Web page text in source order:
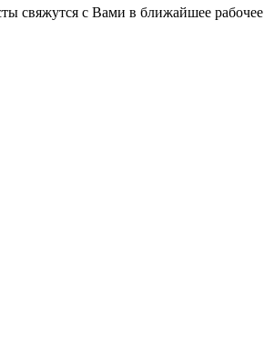
свяжутся с Вами в ближайшее